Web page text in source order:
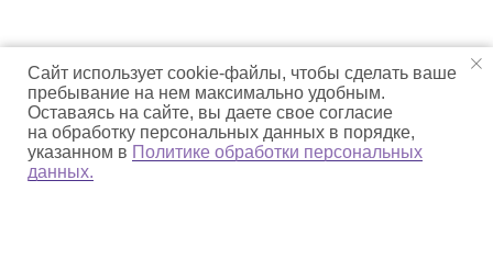
Сайт использует cookie-файлы, чтобы сделать ваше
пребывание на нем максимально удобным.
Оставаясь на сайте, вы даете свое согласие
на обработку персональных данных в порядке,
указанном в Политике обработки персональных
данных.